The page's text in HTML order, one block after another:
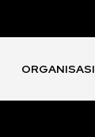
ORGANISASI